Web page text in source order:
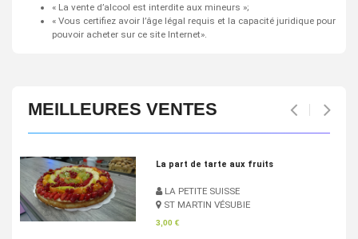
« La vente d’alcool est interdite aux mineurs »;
« Vous certifiez avoir l’âge légal requis et la capacité juridique pour
pouvoir acheter sur ce site Internet».
MEILLEURES VENTES
Pan Bagnat
LA PETITE SUISSE
ST MARTIN VÉSUBIE
4,83 €